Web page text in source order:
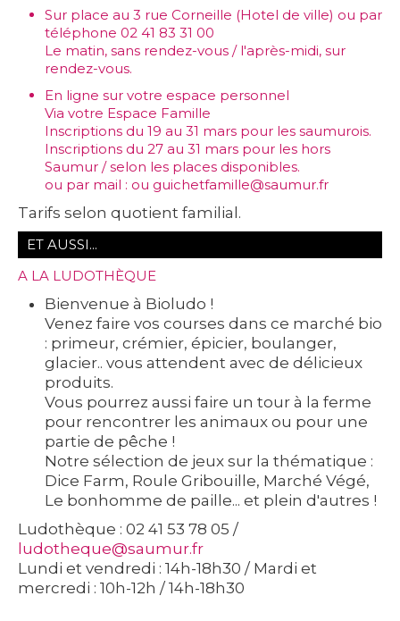
Sur place au 3 rue Corneille (Hotel de ville) ou par
téléphone 02 41 83 31 00
Le matin, sans rendez-vous / l'après-midi, sur
rendez-vous.
En ligne sur votre espace personnel
Via votre Espace Famille
Inscriptions du 19 au 31 mars pour les saumurois.
Inscriptions du 27 au 31 mars pour les hors
Saumur / selon les places disponibles.
ou par mail : ou guichetfamille@saumur.fr
Tarifs selon quotient familial.
ET AUSSI...
A LA LUDOTHÈQUE
Bienvenue à Bioludo !
Venez faire vos courses dans ce marché bio
: primeur, crémier, épicier, boulanger,
glacier.. vous attendent avec de délicieux
produits.
Vous pourrez aussi faire un tour à la ferme
pour rencontrer les animaux ou pour une
partie de pêche !
Notre sélection de jeux sur la thématique :
Dice Farm, Roule Gribouille, Marché Végé,
Le bonhomme de paille... et plein d'autres !
Ludothèque : 02 41 53 78 05 /
ludotheque@saumur.fr
Lundi et vendredi : 14h-18h30 / Mardi et
mercredi : 10h-12h / 14h-18h30